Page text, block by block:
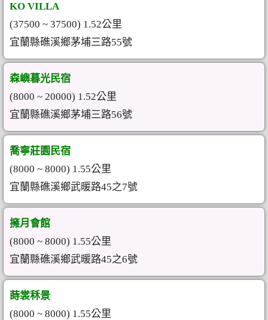
KO VILLA
(37500 ~ 37500) 1.52公里
宜蘭縣礁溪鄉茅埔三路55號
森嶼暮光民宿
(8000 ~ 20000) 1.52公里
宜蘭縣礁溪鄉茅埔三路56號
喬寧莊園民宿
(8000 ~ 8000) 1.55公里
宜蘭縣礁溪鄉武暖路45之7號
擁月會館
(8000 ~ 8000) 1.55公里
宜蘭縣礁溪鄉武暖路45之6號
蒔裳秝景
(8000 ~ 8000) 1.55公里